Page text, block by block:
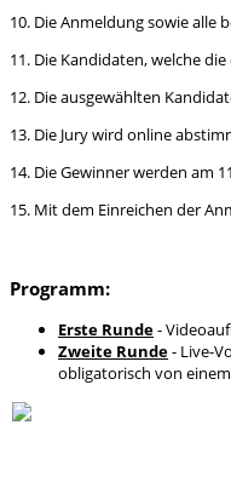
10. Die Anmeldung sowie alle
11. Die Kandidaten, welche
12. Die ausgewählten
13. Die Jury wird online
14. Die Gewinner werden am
15. Mit dem Einreichen der
Programm:
Erste Runde-
Zweite Runde- Live-
obligatorisch von